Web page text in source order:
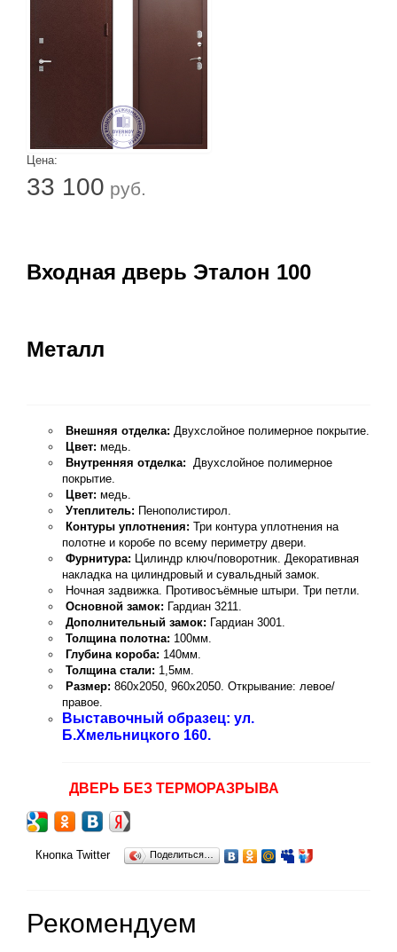
Цена:
33 100 руб.
Входная дверь Эталон 100
Металл
Внешняя отделка: Двухслойное полимерное покрытие.
Цвет: медь.
Внутренняя отделка: Двухслойное полимерное
покрытие.
Цвет: медь.
Утеплитель: Пенополистирол.
Контуры уплотнения: Три контура уплотнения на
полотне и коробе по всему периметру двери.
Фурнитура: Цилиндр ключ/поворотник. Декоративная
накладка на цилиндровый и сувальдный замок.
Ночная задвижка. Противосъёмные штыри. Три петли.
Основной замок: Гардиан 3211.
Дополнительный замок: Гардиан 3001.
Толщина полотна: 100мм.
Глубина короба: 140мм.
Толщина стали: 1,5мм.
Размер: 860х2050, 960х2050. Открывание: левое/
правое.
Выставочный образец: ул.
Б.Хмельницкого 160.
ДВЕРЬ БЕЗ ТЕРМОРАЗРЫВА
Кнопка Twitter Поделиться…
Рекомендуем